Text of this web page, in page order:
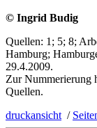
© Ingrid Budig
Quellen: 1; 5; 8;
Hamburg;
29.4.2009.
Zur Nummerierung
Quellen.
druckansicht /